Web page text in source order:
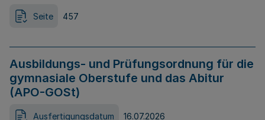
Seite 457
Ausbildungs- und Prüfungsordnung für die
gymnasiale Oberstufe und das Abitur
(APO-GOSt)
Ausfertigungsdatum 16.07.2026